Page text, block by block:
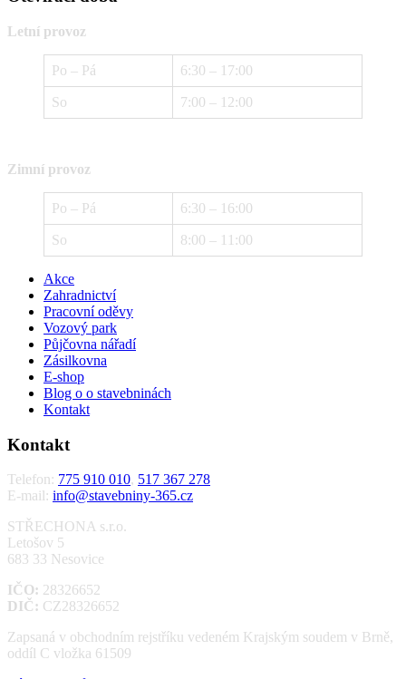
Letní provoz
Po – Pá 6:30 – 17:00
So 7:00 – 12:00
Zimní provoz
Po – Pá 6:30 – 16:00
So 8:00 – 11:00
Akce
Zahradnictví
Pracovní oděvy
Vozový park
Půjčovna nářadí
Zásilkovna
E-shop
Blog o o stavebninách
Kontakt
Kontakt
Telefon: 775 910 010, 517 367 278
E-mail: info@stavebniny-365.cz
STŘECHONA s.r.o.
Letošov 5
683 33 Nesovice
IČO: 28326652
DIČ: CZ28326652
Zapsaná v obchodním rejstříku vedeném Krajským soudem v Brně,
oddíl C vložka 61509